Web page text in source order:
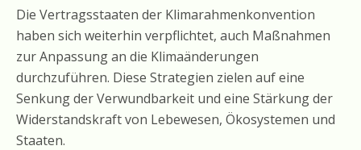
Die Vertragsstaaten der Klimarahmenkonvention
haben sich weiterhin verpflichtet, auch Maßnahmen
zur Anpassung an die Klimaänderungen
durchzuführen. Diese Strategien zielen auf eine
Senkung der Verwundbarkeit und eine Stärkung der
Widerstandskraft von Lebewesen, Ökosystemen und
Staaten.